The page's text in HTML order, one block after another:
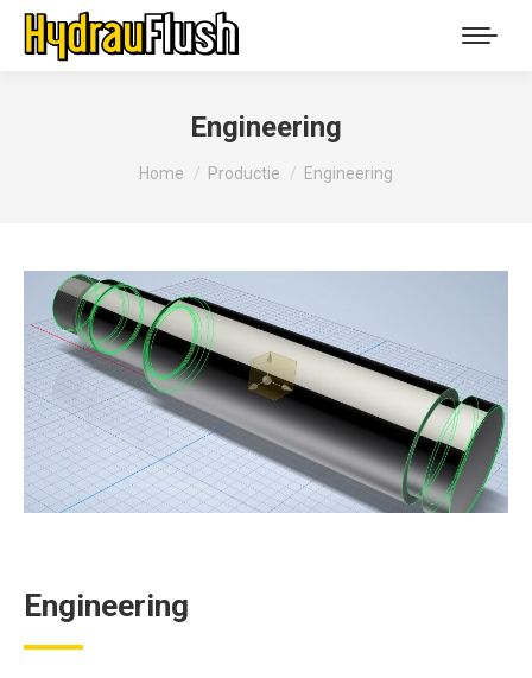
Engineering
You are here:
Home Productie Engineering
Engineering